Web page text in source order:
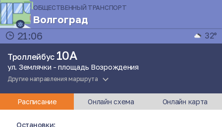
ОБЩЕСТВЕННЫЙ ТРАНСПОРТ
Волгоград
21:06
32°
Троллейбус 10А
ул. Землячки - площадь Возрождения
Другие направления маршрута
Расписание Онлайн схема Онлайн карта
Остановки: